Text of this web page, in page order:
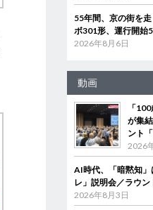
55年間、京の街を
ボ301形、運行開始
2026年8月6日
動画
「
が集
ント
2026
AI時代、「暗黙知
レ」説明会／ラウン
2026年8月3日